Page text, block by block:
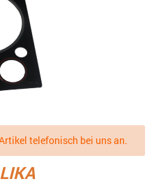
telefonisch bei uns an.